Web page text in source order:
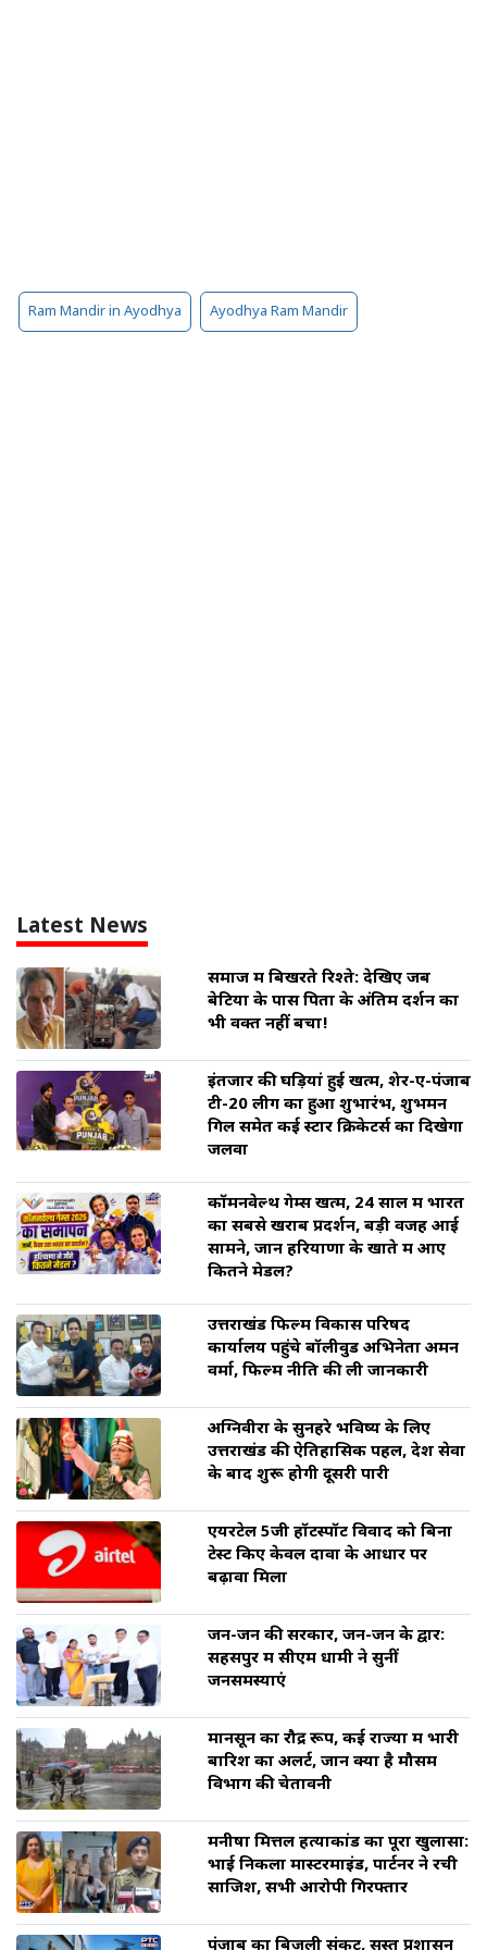
Ram Mandir in Ayodhya Ayodhya Ram Mandir
Latest News
समाज में बिखरते रिश्ते: देखिए जब
बेटियों के पास पिता के अंतिम दर्शन का
भी वक्त नहीं बचा!
इंतजार की घड़ियां हुई खत्म, शेर-ए-पंजाब
टी-20 लीग का हुआ शुभारंभ, शुभमन
गिल समेत कई स्टार क्रिकेटर्स का दिखेगा
जलवा
कॉमनवेल्थ गेम्स खत्म, 24 साल में भारत
का सबसे खराब प्रदर्शन, बड़ी वजह आई
सामने, जानें हरियाणा के खाते में आए
कितने मेडल?
उत्तराखंड फिल्म विकास परिषद
कार्यालय पहुंचे बॉलीवुड अभिनेता अमन
वर्मा, फिल्म नीति की ली जानकारी
अग्निवीरों के सुनहरे भविष्य के लिए
उत्तराखंड की ऐतिहासिक पहल, देश सेवा
के बाद शुरू होगी दूसरी पारी
एयरटेल 5जी हॉटस्पॉट विवाद को बिना
टेस्ट किए केवल दावों के आधार पर
बढ़ावा मिला
जन-जन की सरकार, जन-जन के द्वार:
सहसपुर में सीएम धामी ने सुनीं
जनसमस्याएं
मानसून का रौद्र रूप, कई राज्यों में भारी
बारिश का अलर्ट, जानें क्या है मौसम
विभाग की चेतावनी
मनीषा मित्तल हत्याकांड का पूरा खुलासा:
भाई निकला मास्टरमाइंड, पार्टनर ने रची
साजिश, सभी आरोपी गिरफ्तार